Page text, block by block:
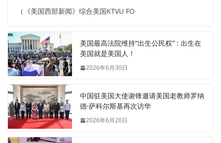
（《美国西部新闻》综合美国KTVU FO
美国最高法院维持“出生公民权” : 出生在
美国就是美国人！
2026年6月30日
中国驻美国大使谢锋邀请美国老教师罗纳
德·萨科尔斯基再次访华
2026年6月20日